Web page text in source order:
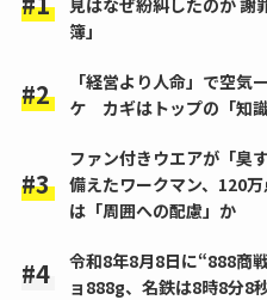
簿」
「経営より人命」で空
ケ カギはトップの「知識
ファン付きウエアが「臭
備えたワークマン、120
は「周囲への配慮」か
令和8年8月8日に“888商
ョ888g、名鉄は8時8分8